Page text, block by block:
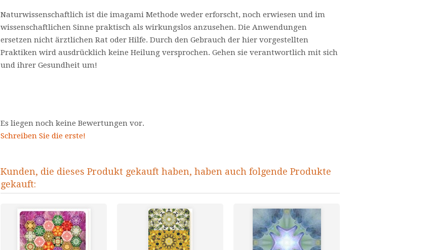
Naturwissenschaftlich ist die imagami Methode weder erforscht, noch erwiesen und im
wissenschaftlichen Sinne praktisch als wirkungslos anzusehen. Die Anwendungen
ersetzen nicht ärztlichen Rat oder Hilfe. Durch den Gebrauch der hier vorgestellten
Praktiken wird ausdrücklich keine Heilung versprochen. Gehen sie verantwortlich mit sich
und ihrer Gesundheit um!
Es liegen noch keine Bewertungen vor.
Schreiben Sie die erste!
Kunden, die dieses Produkt gekauft haben, haben auch folgende Produkte
gekauft: